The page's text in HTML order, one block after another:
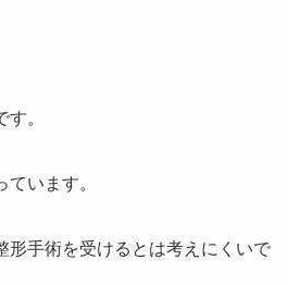
。
います。
形手術を受けるとは考えにくいで